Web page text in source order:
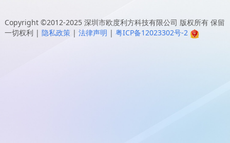
Copyright ©2012-2025 深圳市欧度利方科技有限公司 版权所有 保留
一切权利 | 隐私政策 | 法律声明 | 粤ICP备12023302号-2